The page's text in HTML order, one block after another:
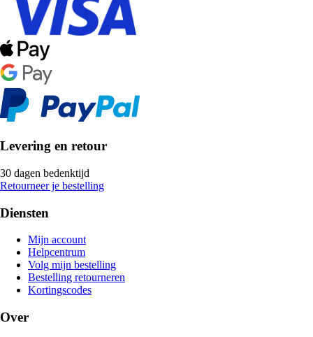
Levering en retour
30 dagen bedenktijd
Retourneer je bestelling
Diensten
Mijn account
Helpcentrum
Volg mijn bestelling
Bestelling retourneren
Kortingscodes
Over